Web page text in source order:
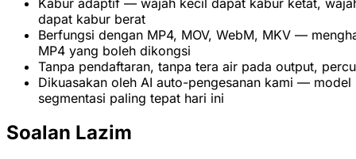
dapat kabur berat
Berfungsi dengan MP4, MOV, WebM, MKV —
MP4 yang boleh dikongsi
Tanpa pendaftaran, tanpa tera air pada output,
Dikuasakan oleh AI auto-pengesanan kami — model
segmentasi paling tepat hari ini
Soalan Lazim